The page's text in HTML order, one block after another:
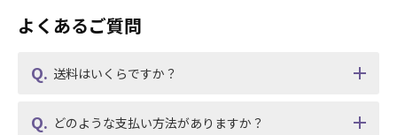
よくあるご質問
送料はいくらですか？
どのような支払い方法がありますか？